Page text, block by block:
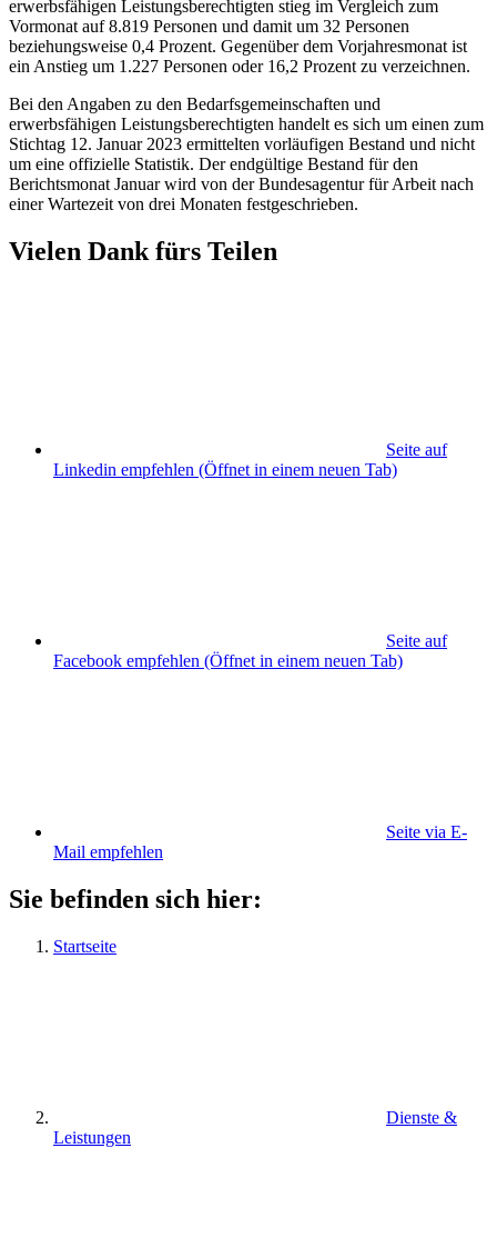
erwerbsfähigen Leistungsberechtigten stieg im Vergleich zum
Vormonat auf 8.819 Personen und damit um 32 Personen
beziehungsweise 0,4 Prozent. Gegenüber dem Vorjahresmonat ist
ein Anstieg um 1.227 Personen oder 16,2 Prozent zu verzeichnen.
Bei den Angaben zu den Bedarfsgemeinschaften und
erwerbsfähigen Leistungsberechtigten handelt es sich um einen zum
Stichtag 12. Januar 2023 ermittelten vorläufigen Bestand und nicht
um eine offizielle Statistik. Der endgültige Bestand für den
Berichtsmonat Januar wird von der Bundesagentur für Arbeit nach
einer Wartezeit von drei Monaten festgeschrieben.
Vielen Dank fürs Teilen
Seite auf
Linkedin empfehlen (Öffnet in einem neuen Tab)
Seite auf
Facebook empfehlen (Öffnet in einem neuen Tab)
Seite via E-
Mail empfehlen
Sie befinden sich hier:
Startseite
Dienste &
Leistungen